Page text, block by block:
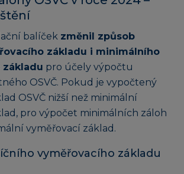
balíček změnil způsob
základu i minimálního
pro účely výpočtu
OSVČ. Pokud je vypočtený
OSVČ nižší než minimální
pro výpočet minimálních záloh
vyměřovací základ.
vyměřovacího základu